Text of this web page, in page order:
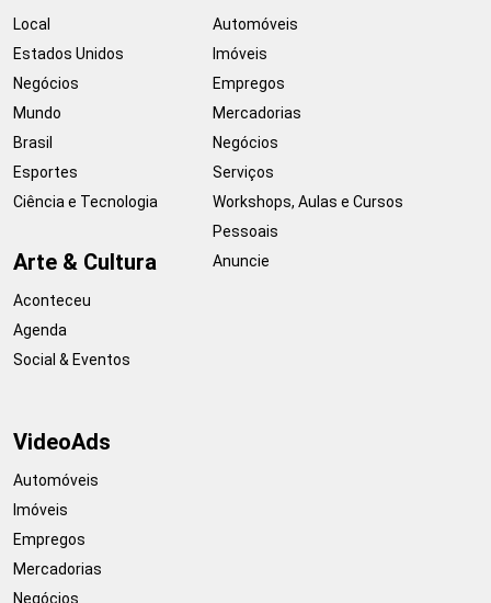
Local
Estados Unidos
Negócios
Mundo
Brasil
Esportes
Ciência e Tecnologia
Arte & Cultura
Aconteceu
Agenda
Social & Eventos
Automóveis
Imóveis
Empregos
Mercadorias
Negócios
Serviços
Workshops, Aulas e Cursos
Pessoais
Anuncie
VideoAds
Automóveis
Imóveis
Empregos
Mercadorias
Negócios